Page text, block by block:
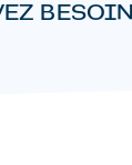
BESOIN